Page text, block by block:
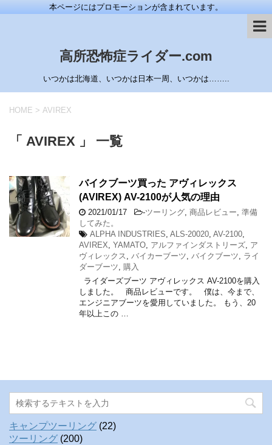
本ページにはプロモーションが含まれています。
高所恐怖症ライダー.com
いつかは北海道、いつかは日本一周、いつかは……..
HOME > AVIREX
「 AVIREX 」 一覧
バイクブーツ買った アヴィレックス
(AVIREX) AV-2100が人気の理由
2021/01/17 -ツーリング 商品レビュー 準備
してみた。
ALPHA INDUSTRIES ALS-20020 AV-2100
AVIREX YAMATO アルファインダストリーズ ア
ヴィレックス
バイカーブーツ バイクブーツ
ライ
ダーブーツ 購入
ライダーズブーツ アヴィレックス AV-2100を購入
しました。 商品レビューです。 僕は、今まで、
エンジニアブーツを愛用していました。 もう、20
年以上この …
キャンプツーリング (22)
ツーリング (200)